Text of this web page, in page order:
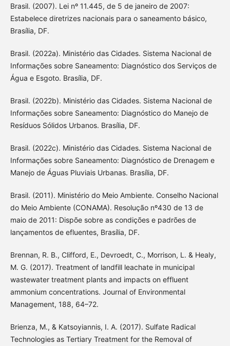
Brasil. (2007). Lei nº 11.445, de 5 de janeiro de 2007:
Estabelece diretrizes nacionais para o saneamento básico,
Brasília, DF.
Brasil. (2022a). Ministério das Cidades. Sistema Nacional de
Informações sobre Saneamento: Diagnóstico dos Serviços de
Água e Esgoto. Brasília, DF.
Brasil. (2022b). Ministério das Cidades. Sistema Nacional de
Informações sobre Saneamento: Diagnóstico do Manejo de
Resíduos Sólidos Urbanos. Brasília, DF.
Brasil. (2022c). Ministério das Cidades. Sistema Nacional de
Informações sobre Saneamento: Diagnóstico de Drenagem e
Manejo de Águas Pluviais Urbanas. Brasília, DF.
Brasil. (2011). Ministério do Meio Ambiente. Conselho Nacional
do Meio Ambiente (CONAMA). Resolução nº430 de 13 de
maio de 2011: Dispõe sobre as condições e padrões de
lançamentos de efluentes, Brasília, DF.
Brennan, R. B., Clifford, E., Devroedt, C., Morrison, L. & Healy,
M. G. (2017). Treatment of landfill leachate in municipal
wastewater treatment plants and impacts on effluent
ammonium concentrations. Journal of Environmental
Management, 188, 64–72.
Brienza, M., & Katsoyiannis, I. A. (2017). Sulfate Radical
Technologies as Tertiary Treatment for the Removal of